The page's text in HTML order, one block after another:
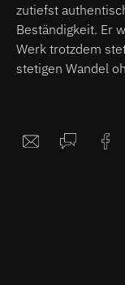
zutiefst
Beständigkeit. Er
Werk trotzdem
stetigen Wandel